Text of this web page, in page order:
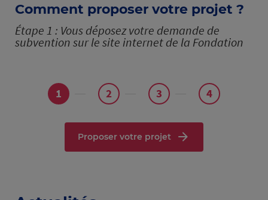
Comment proposer votre projet ?
Étape 1 : Vous déposez votre demande de
subvention sur le site internet de la Fondation
1 2 3 4
Proposer votre projet